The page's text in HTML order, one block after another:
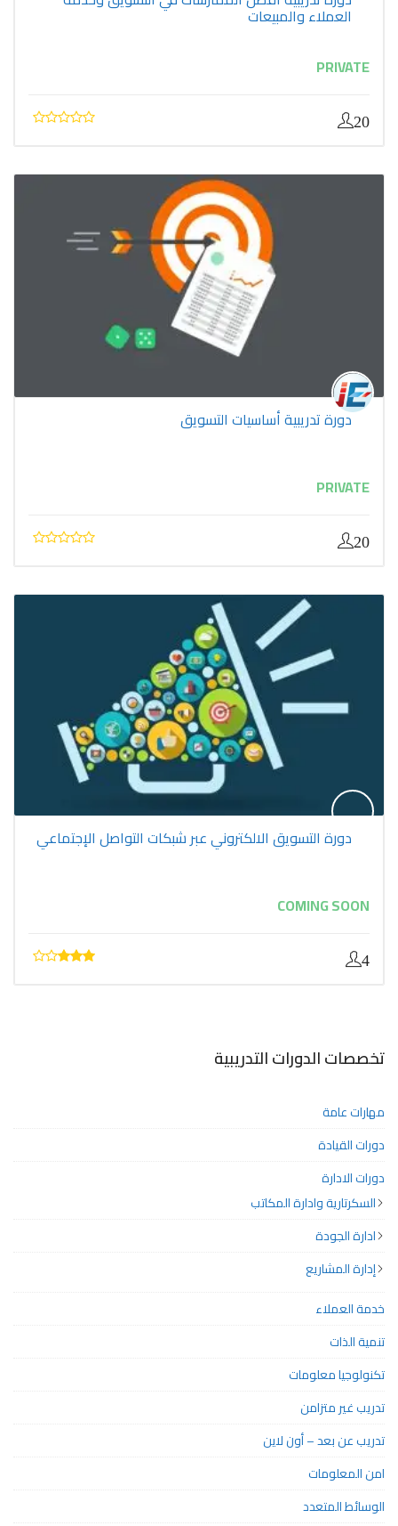
العملاء والمبيعات
PRIVATE
20
دورة تدريبية أساسيات التسويق
PRIVATE
20
دورة التسويق الالكتروني عبر شبكات التواصل الإجتماعي
COMING SOON
4
تخصصات الدورات التدريبية
مهارات عامة
دورات القيادة
دورات الادارة
السكرتارية وادارة المكاتب
ادارة الجودة
إدارة المشاريع
خدمة العملاء
تنمية الذات
تكنولوجيا معلومات
تدريب غير متزامن
تدريب عن بعد – أون لاين
امن المعلومات
الوسائط المتعدد